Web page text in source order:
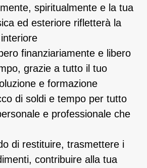
spiritualmente e la tua
ed esteriore rifletterà la
finanziariamente e libero
grazie a tutto il tuo
e formazione
di soldi e tempo per tutto
e professionale che
di restituire, trasmettere i
contribuire alla tua